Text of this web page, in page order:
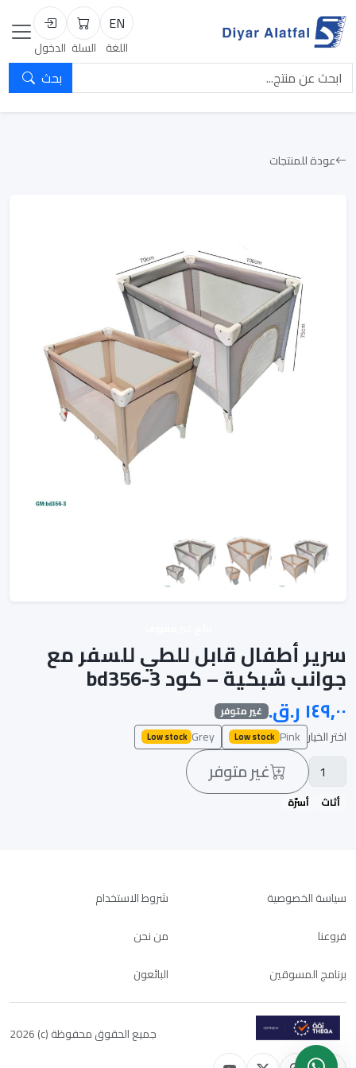
EN
اللغة
السلة
السلة
تسجيل
الدخول
بحث
عودة للمنتجات
سرير أطفال قابل للطي للسفر مع
جوانب شبكية – كود bd356-3
غير متوفر
اختر الخيار Pink
Low stock
Grey
Low stock
غير متوفر
أثاث أسرّة
سياسة الخصوصية
شروط الاستخدام
فروعنا
من نحن
برنامج المسوقين
البائعون
جميع الحقوق محفوظة (c) 2026